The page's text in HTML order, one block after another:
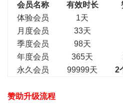
会员名称 有效时长
体验会员
1天
月度会员
33天
季度会员
98天
年度会员
365天
永久会员
99999天 2
赞助升级流程